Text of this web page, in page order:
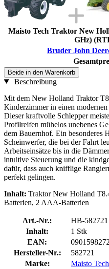
Maisto Tech Traktor New
GHz)
Bruder John
Beide in den Warenkorb
Beschreibung
Mit dem New Holland Traktor
Kinderzimmer in einen
Dieser kraftvolle Schlepper
Profilreifen mühelos unebenes
dem Bauernhof. Ein
Scheinwerfer, die bei der Fahrt
Arbeitseinsätze bis in die
intuitive Steuerung und die
dafür, dass auch knifflige
perfekt gelingen.
Inhalt: Traktor New Holland
Batterien, 2 AAA-Batterien
Art.-Nr.:
HB-582721
Inhalt:
1 Stk
EAN:
Hersteller-Nr.:
582721
Marke:
Maisto Tech